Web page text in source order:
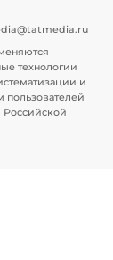
технологии
и
пользователей
Российской